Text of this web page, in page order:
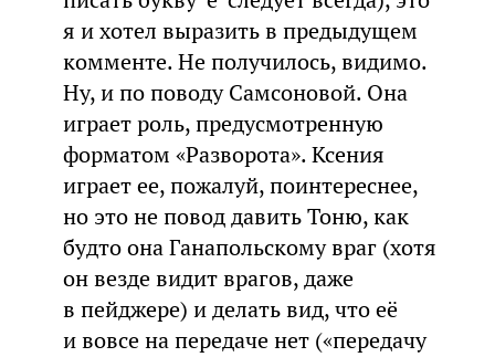
я и хотел выразить в предыдущем
комменте. Не получилось, видимо.
Ну, и по поводу Самсоновой. Она
играет роль, предусмотренную
форматом «Разворота». Ксения
играет ее, пожалуй, поинтереснее,
но это не повод давить Тоню, как
будто она Ганапольскому враг (хотя
он везде видит врагов, даже
в пейджере) и делать вид, что её
и вовсе на передаче нет («передачу